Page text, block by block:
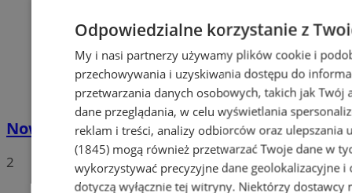
Nowe stawki za odbiór odpadów
2
Odpowiedzialne korzystanie z
My i nasi partnerzy używamy plików cookie i
przechowywania i uzyskiwania dostępu do
przetwarzania danych osobowych, takich jak
dane przeglądania, w celu wyświetlania
reklam i treści, analizy odbiorców oraz ulepszania
(1845)mogą również przetwarzać Twoje dane w
wykorzystywać precyzyjne dane geolokalizacyjne
dotyczą wyłącznie tej witryny. Niektórzy dostawcy